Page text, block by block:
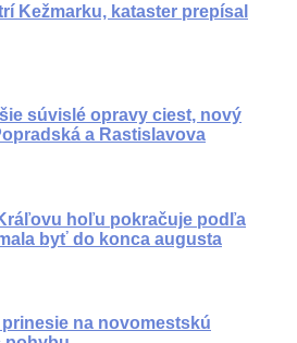
Kežmarku, kataster prepísal
súvislé opravy ciest, nový
a Rastislavova
hoľu pokračuje podľa
byť do konca augusta
na novomestskú